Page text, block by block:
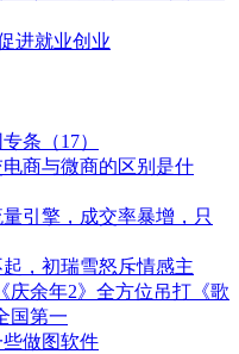
进就业创业
条（17）
电商与微商的区别是什
引擎，成交率暴增，只
，初瑞雪怒斥情感主
庆余年2》全方位吊打《歌
国第一
做图软件